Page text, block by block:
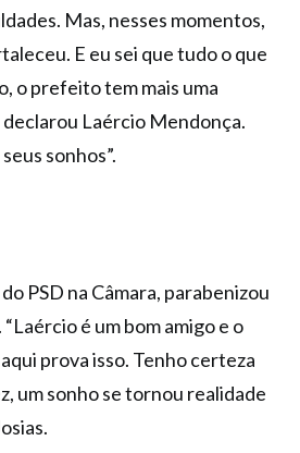
Mas, nesses momentos,
E eu sei que tudo o que
o prefeito tem mais uma
declarou Laércio Mendonça.
sonhos”.
PSD na Câmara, parabenizou
é um bom amigo e o
prova isso. Tenho certeza
um sonho se tornou realidade